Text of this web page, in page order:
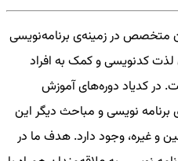
متخصص در زمینه‌ی برنامه‌نویسی
کدنویسی و کمک به افراد
در کدیاد دوره‌های آموزش
برنامه نویسی و مباحث دیگر این
و غیره، وجود دارد. هدف ما در